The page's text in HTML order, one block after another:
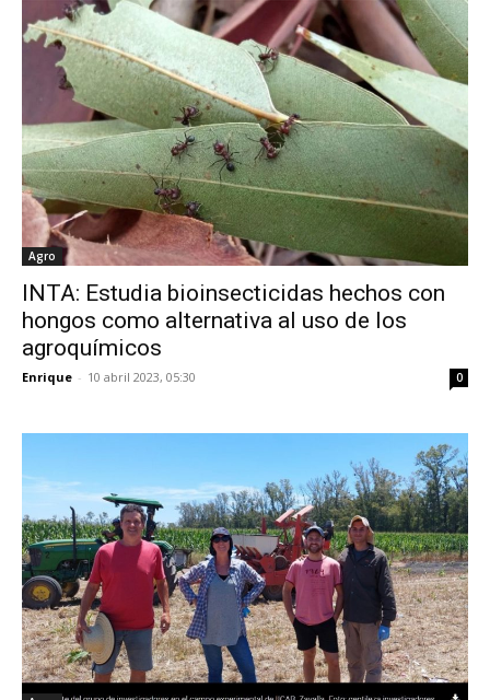
Agro
INTA: Estudia bioinsecticidas hechos con
hongos como alternativa al uso de los
agroquímicos
Enrique - 10 abril 2023, 05:30 0